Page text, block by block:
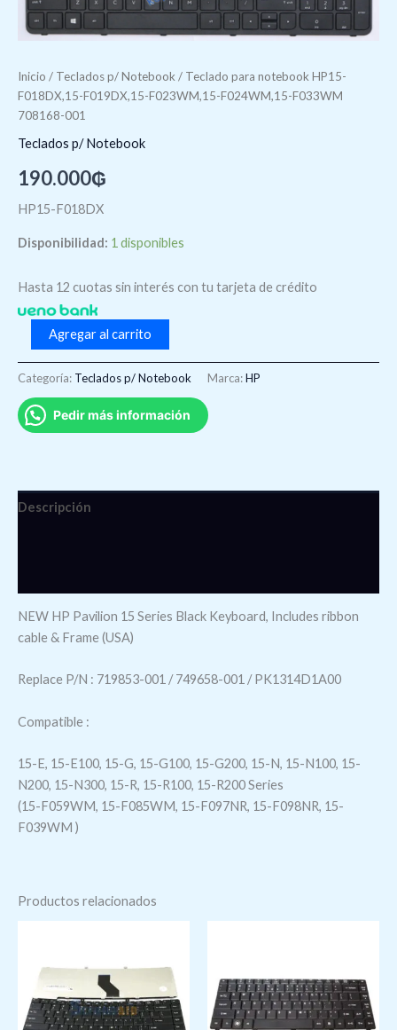
Inicio / Teclados p/ Notebook/ Teclado para notebook HP15-
F018DX,15-F019DX,15-F023WM,15-F024WM,15-F033WM
708168-001
Teclados p/ Notebook
190.000₲
HP15-F018DX
Disponibilidad: 1 disponibles
Hasta 12 cuotas sin interés con tu tarjeta de crédito
cantidad
Agregar al carrito
Categoría: Teclados p/ Notebook Marca:HP
Pedir más información
Descripción
NEW HP Pavilion 15 Series Black Keyboard, Includes ribbon
cable & Frame (USA)
Replace P/N : 719853-001 / 749658-001 / PK1314D1A00
Compatible :
15-E, 15-E100, 15-G, 15-G100, 15-G200, 15-N, 15-N100, 15-
N200, 15-N300, 15-R, 15-R100, 15-R200 Series
(15-F059WM, 15-F085WM, 15-F097NR, 15-F098NR, 15-
F039WM )
Productos relacionados